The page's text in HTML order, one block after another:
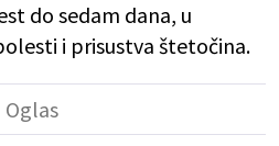
do sedam dana, u
i prisustva štetočina.